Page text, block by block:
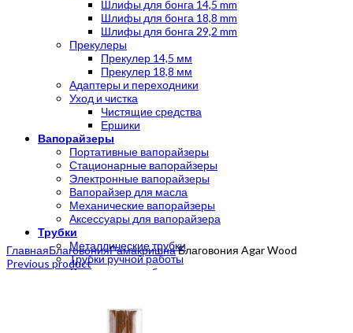
Шлифы для бонга 14,5 mm
Шлифы для бонга 18,8 mm
Шлифы для бонга 29,2 mm
Прекулеры
Прекулер 14,5 мм
Прекулер 18,8 мм
Адаптеры и переходники
Уход и чистка
Чистящие средства
Ершики
Вапорайзеры
Портативные вапорайзеры
Стационарные вапорайзеры
Электронные вапорайзеры
Вапорайзер для масла
Механические вапорайзеры
Аксессуары для вапорайзера
Трубки
Металлические трубки
Трубки ручной работы
Стеклянные трубки
Акриловые трубки
Силиконовые трубки
Click to enlarge
ГлавнаяБлаговонияРамакришнаБлаговония Agar Wood
Previous product